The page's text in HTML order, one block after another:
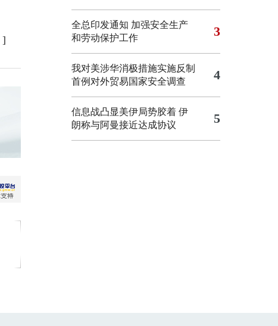
]
全总印发通知 加强安全生产
和劳动保护工作
3
我对美涉华消极措施实施反制
首例对外贸易国家安全调查
4
信息战凸显美伊局势胶着 伊
朗称与阿曼接近达成协议
5